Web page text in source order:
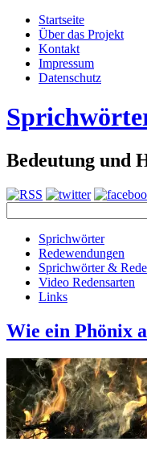
Startseite
Über das Projekt
Kontakt
Impressum
Datenschutz
Bedeutung und
Sprichwörter
Redewendungen
Sprichwörter &
Video Redensarten
Links
Wie ein Phönix